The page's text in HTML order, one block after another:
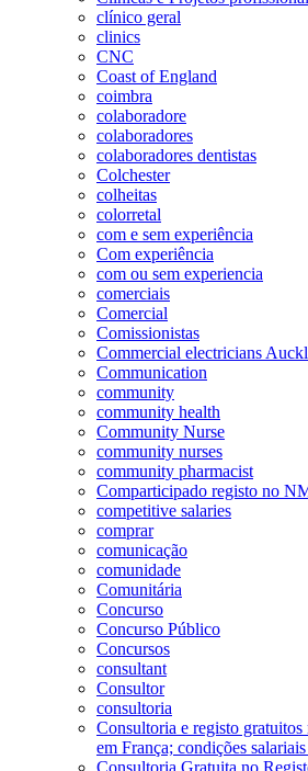
clínico geral
clinics
CNC
Coast of England
coimbra
colaboradore
colaboradores
colaboradores dentistas
Colchester
colheitas
colorretal
com e sem experiência
Com experiência
com ou sem experiencia
comerciais
Comercial
Comissionistas
Commercial electricians
Communication
community
community health
Community Nurse
community nurses
community pharmacist
Comparticipado registo no
competitive salaries
comprar
comunicação
comunidade
Comunitária
Concurso
Concurso Público
Concursos
consultant
Consultor
consultoria
Consultoria e registo
em França; condições
Consultoria Gratuita no